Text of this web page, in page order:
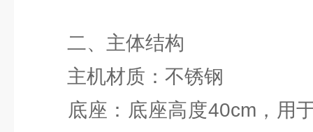
二、主体结构
主机材质：不锈钢
底座：底座高度40cm，用于